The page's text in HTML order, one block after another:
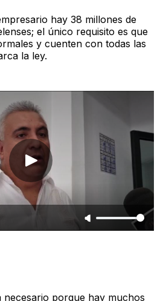
hay 38 millones de
el único requisito es que
y cuenten con todas las
la ley.
necesario porque hay muchos